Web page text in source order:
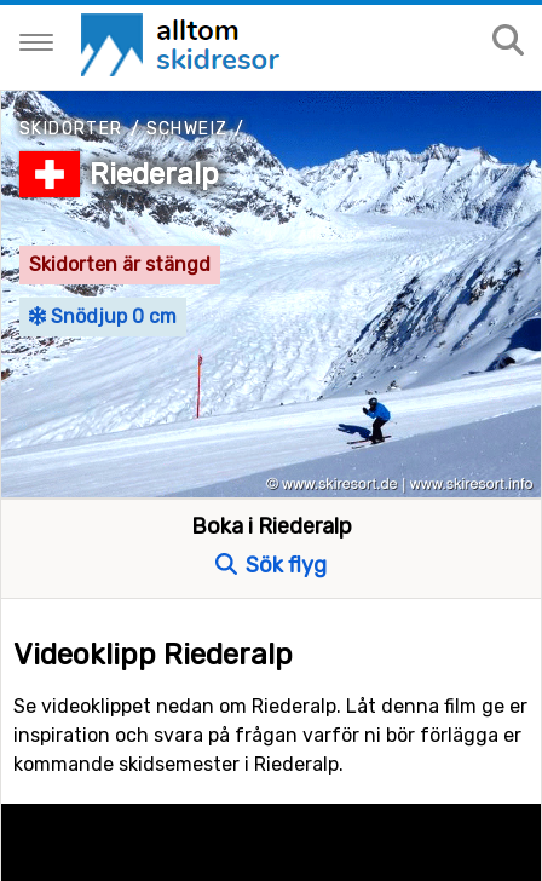
SKIDORTER/SCHWEIZ/
Riederalp
Skidorten är stängd
Snödjup 0 cm
Boka i Riederalp
Sök flyg
Videoklipp Riederalp
Se videoklippet nedan om Riederalp. Låt denna film ge er
inspiration och svara på frågan varför ni bör förlägga er
kommande skidsemester i Riederalp.